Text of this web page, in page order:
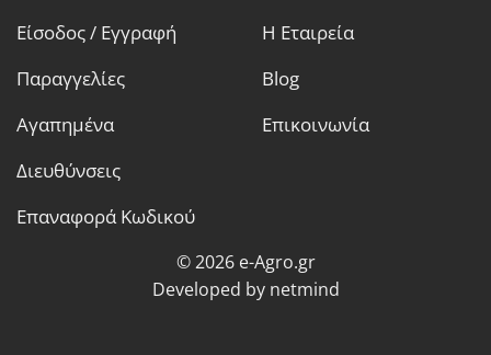
Είσοδος / Εγγραφή
Παραγγελίες
Αγαπημένα
Διευθύνσεις
Επαναφορά Κωδικού
Η Εταιρεία
Blog
Επικοινωνία
© 2026 e-Agro.gr
Developed by netmind